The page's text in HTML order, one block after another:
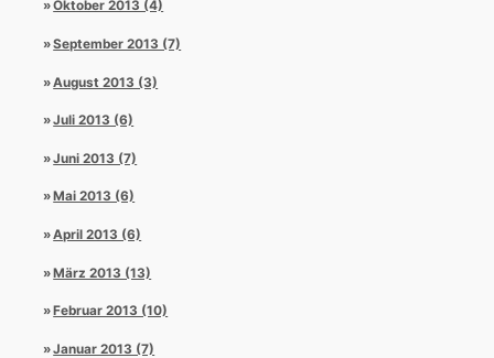
Oktober 2013 (4)
September 2013 (7)
August 2013 (3)
Juli 2013 (6)
Juni 2013 (7)
Mai 2013 (6)
April 2013 (6)
März 2013 (13)
Februar 2013 (10)
Januar 2013 (7)